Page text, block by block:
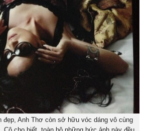
đẹp, Anh Thơ còn sở hữu vóc dáng vô cùng